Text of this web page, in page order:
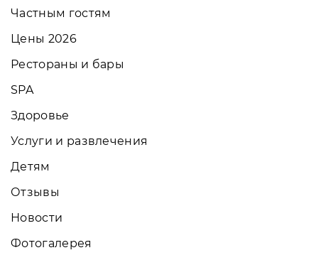
Частным гостям
Цены 2026
Рестораны и бары
SPA
Здоровье
Услуги и развлечения
Детям
Отзывы
Новости
Фотогалерея